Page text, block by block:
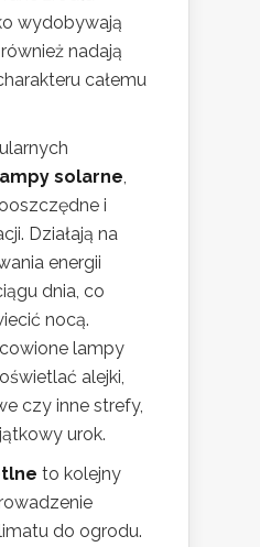
wydobywają
nadają
całemu
solarne,
i
Działają na
energii
dnia, co
nocą.
lampy
alejki,
czy inne strefy,
urok.
to kolejny
do ogrodu.